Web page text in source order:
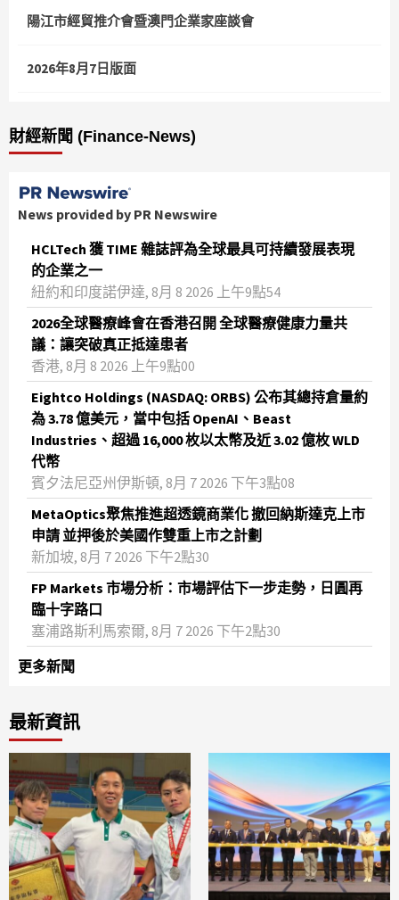
陽江市經貿推介會暨澳門企業家座談會
2026年8月7日版面
財經新聞 (Finance-News)
News provided by PR Newswire
HCLTech 獲 TIME 雜誌評為全球最具可持續發展表現
的企業之一
紐約和印度諾伊達, 8月 8 2026 上午9點54
2026全球醫療峰會在香港召開 全球醫療健康力量共
議：讓突破真正抵達患者
香港, 8月 8 2026 上午9點00
Eightco Holdings (NASDAQ: ORBS) 公布其總持倉量約
為 3.78 億美元，當中包括 OpenAI、Beast
Industries、超過 16,000 枚以太幣及近 3.02 億枚 WLD
代幣
賓夕法尼亞州伊斯頓, 8月 7 2026 下午3點08
MetaOptics聚焦推進超透鏡商業化 撤回納斯達克上市
申請 並押後於美國作雙重上市之計劃
新加坡, 8月 7 2026 下午2點30
FP Markets 市場分析：市場評估下一步走勢，日圓再
臨十字路口
塞浦路斯利馬索爾, 8月 7 2026 下午2點30
更多新聞
最新資訊